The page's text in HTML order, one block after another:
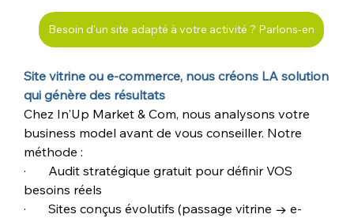
Besoin d'un site adapté à votre activité ? Parlons-en
Site vitrine ou e-commerce, nous créons LA solution
qui génère des résultats
Chez In'Up Market & Com, nous analysons votre
business model avant de vous conseiller. Notre
méthode :
·       Audit stratégique gratuit pour définir VOS
besoins réels
·       Sites conçus évolutifs (passage vitrine → e-